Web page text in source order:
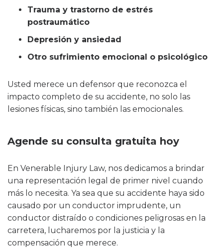
Trauma y trastorno de estrés
postraumático
Depresión y ansiedad
Otro sufrimiento emocional o psicológico
Usted merece un defensor que reconozca el
impacto completo de su accidente, no solo las
lesiones físicas, sino también las emocionales.
Agende su consulta gratuita hoy
En Venerable Injury Law, nos dedicamos a brindar
una representación legal de primer nivel cuando
más lo necesita. Ya sea que su accidente haya sido
causado por un conductor imprudente, un
conductor distraído o condiciones peligrosas en la
carretera, lucharemos por la justicia y la
compensación que merece.